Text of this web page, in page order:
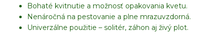
Bohaté kvitnutie a možnosť opakovania kvetu.
Nenáročná na pestovanie a plne mrazuvzdorná.
Univerzálne použitie – solitér, záhon aj živý plot.